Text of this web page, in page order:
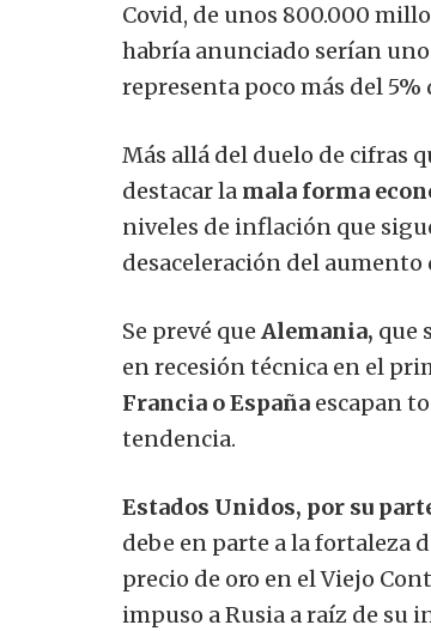
Covid, de unos 800.000
habría anunciado serían
representa poco más del
Más allá del duelo de cifras
destacar la mala forma
niveles de inflación que
desaceleración del aumento
Se prevé que Alemania, que
en recesión técnica en el
Francia o España escapan
tendencia.
Estados Unidos, por su
debe en parte a la fortaleza
precio de oro en el Viejo
impuso a Rusia a raíz de su